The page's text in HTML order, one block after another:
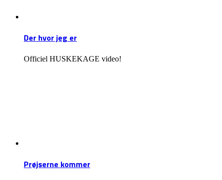
Der hvor jeg er
Officiel HUSKEKAGE video!
Prøjserne kommer